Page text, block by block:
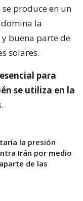
produce en un
la
buena parte de
solares.
para
se utiliza en la
.
la presión
Irán por medio
de las